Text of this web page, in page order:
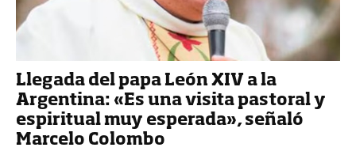
Llegada del papa León XIV a la
Argentina: «Es una visita pastoral y
espiritual muy esperada», señaló
Marcelo Colombo